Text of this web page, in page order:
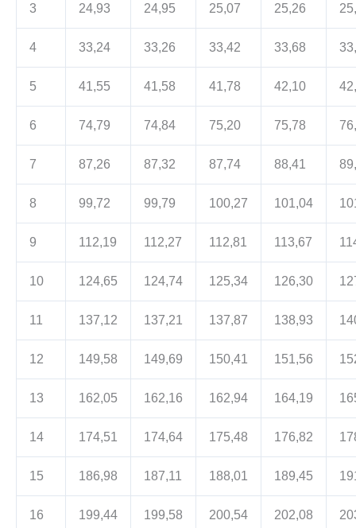
3 24,93 24,95 25,07 25,26
4 33,24 33,26 33,42 33,68
5 41,55 41,58 41,78 42,10
6 74,79 74,84 75,20 75,78
7 87,26 87,32 87,74 88,41
8 99,72 99,79 100,27 101,04
9 112,19 112,27 112,81 113,67
10 124,65 124,74 125,34 126,30
11 137,12 137,21 137,87 138,93
12 149,58 149,69 150,41 151,56
13 162,05 162,16 162,94 164,19
14 174,51 174,64 175,48 176,82
15 186,98 187,11 188,01 189,45
16 199,44 199,58 200,54 202,08